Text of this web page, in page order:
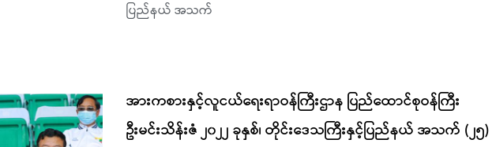
ပြည်နယ် အသက်
အားကစားနှင့်လူငယ်ရေးရာဝန်ကြီးဌာန ပြည်ထောင်စုဝန်ကြီး
ဦးမင်းသိန်းဇံ ၂၀၂၂ ခုနှစ်၊ တိုင်းဒေသကြီးနှင့်ပြည်နယ် အသက် (၂၅)